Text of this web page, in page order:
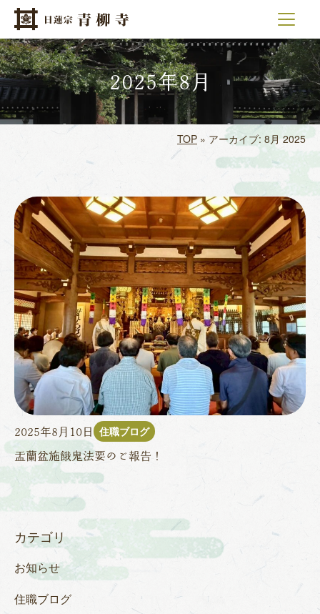
コンテンツへスキップ
メインナビゲーション
2025年8月
TOP » アーカイブ: 8月 2025
2025年8月10日 住職ブログ
盂蘭盆施餓鬼法要のご報告！
カテゴリ
お知らせ
住職ブログ